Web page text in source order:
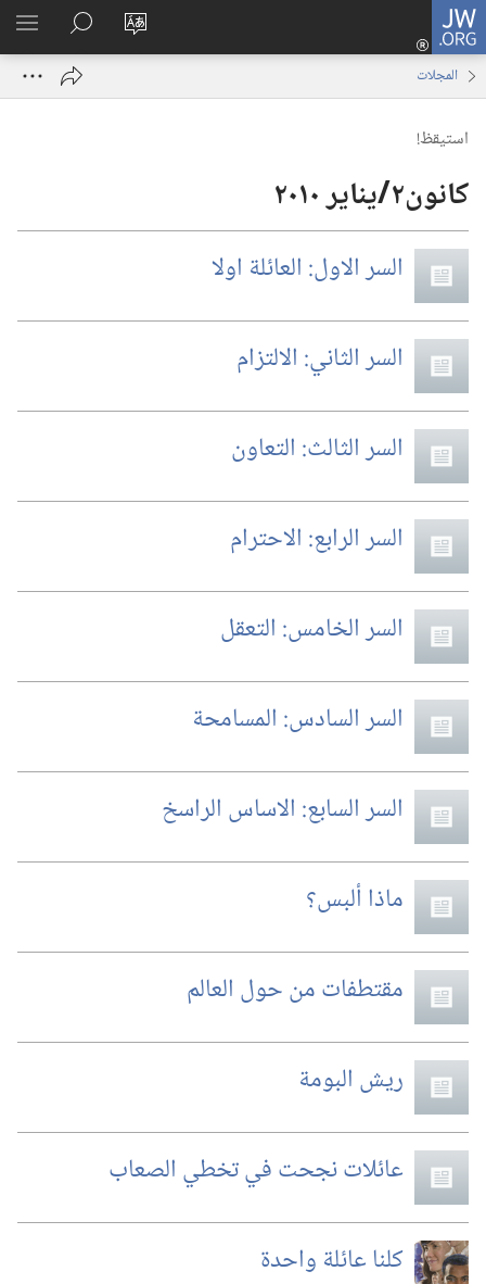
JW.ORG
تغيير
الموقع
تسجيل
الدخول
نافذة
البحث
في
JW.‎ORG
المجلات
استيقظ‏!‏
السر الاول:‏ العائلة اولا
السر الثاني:‏ الالتزام
السر الثالث:‏ التعاون
السر الرابع:‏ الاحترام
السر الخامس:‏ التعقل
السر السادس:‏ المسامحة
السر السابع:‏ الاساس الراسخ
ماذا ألبس؟‏
مقتطفات من حول العالم
ريش البومة
عائلات نجحت في تخطي الصعاب
كلنا عائلة واحدة